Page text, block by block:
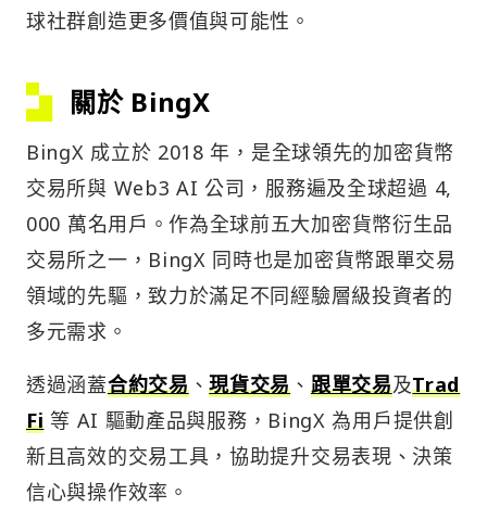
球社群創造更多價值與可能性。
關於 BingX
BingX 成立於 2018 年，是全球領先的加密貨幣
交易所與 Web3 AI 公司，服務遍及全球超過 4,
000 萬名用戶。作為全球前五大加密貨幣衍生品
交易所之一，BingX 同時也是加密貨幣跟單交易
領域的先驅，致力於滿足不同經驗層級投資者的
多元需求。
透過涵蓋合約交易、現貨交易 、 跟單交易及Trad
Fi 等 AI 驅動產品與服務，BingX 為用戶提供創
新且高效的交易工具，協助提升交易表現、決策
信心與操作效率。